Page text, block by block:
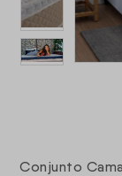
Conjunto